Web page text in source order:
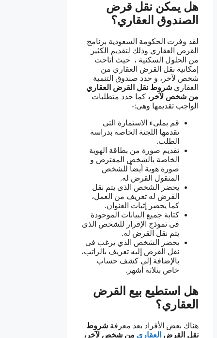
هل يمكن نقل قرض
الصندوق العقاري؟
لقد وفرت الحكومة السعودية برنامج
القرض العقاري وذلك لتقديم الكثير
من الحلول السكنية ، حيث أتاحت
إمكانية نقل القرض العقاري من
شخص لآخر، و حدد صندوق التنمية
العقاري شروط نقل القرض العقاري
من شخص لآخر، كما حدد متطلبات
الواجب تقديمها وهى:-
قم بملىء الاستمارة التى
تقدمها اللجنة الخاصة بدراسة
الطلب.
تقديم صورة من بطاقة الهوية
الخاصة بالشخص المقترض و
صورة هوية أيضاً للشخص
المنقول القرض له.
يحضر الشخص الذى يتم نقل
القرض له تعريف من العمل،
كما يحضر إثبات العنوان.
كتابة جميع البيانات الموجودة
فى نموذج الإقرار للشخص الذى
يتم نقل القرض له.
يحضر الشخص الذي يرغب فى
نقل القرض إليه تعريف بالراتب،
بالإضافة إلى كشف حساب
خاص بثلاثة أشهر.
هل استطيع بيع القرض
العقاري؟
هناك بعض الأفراد بعد معرفة شروط
نقل القرض العقاري من شخص لآخر،